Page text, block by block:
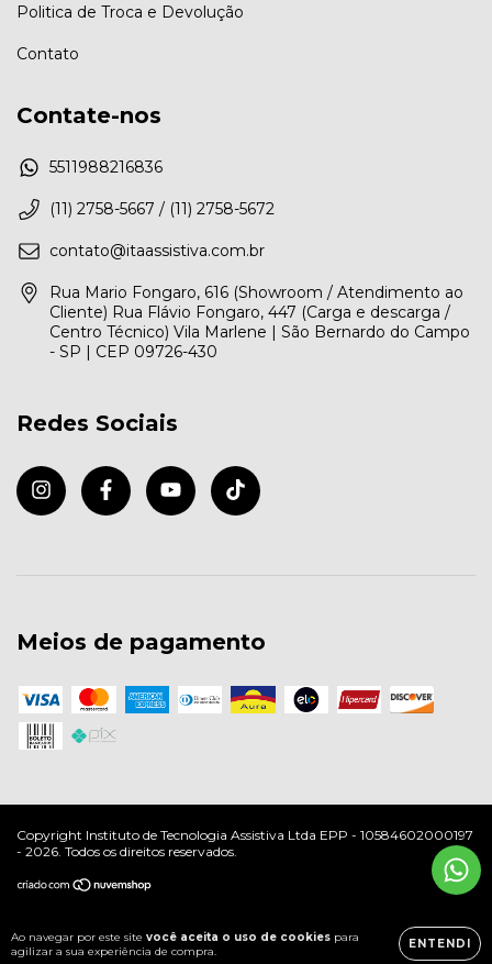
Ao navegar por este site você aceita o uso de cookies para
agilizar a sua experiência de compra.
ENTENDI
Politica de Troca e Devolução
Contato
Contate-nos
5511988216836
(11) 2758-5667 / (11) 2758-5672
contato@itaassistiva.com.br
Rua Mario Fongaro, 616 (Showroom / Atendimento ao
Cliente) Rua Flávio Fongaro, 447 (Carga e descarga /
Centro Técnico) Vila Marlene | São Bernardo do Campo
- SP | CEP 09726-430
Redes Sociais
Meios de pagamento
Copyright Instituto de Tecnologia Assistiva Ltda EPP - 10584602000197
- 2026. Todos os direitos reservados.